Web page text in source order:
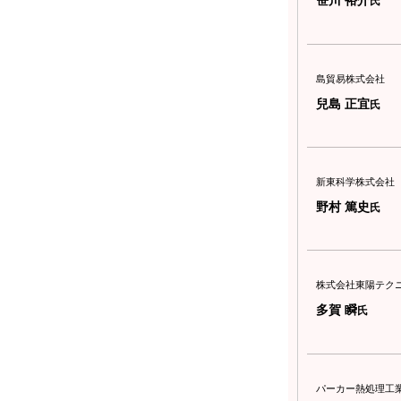
島貿易株式会社
兒島 正宜氏
新東科学株式会社
野村 篤史 氏
株式会社東陽テク
多賀 瞬氏
パーカー熱処理工